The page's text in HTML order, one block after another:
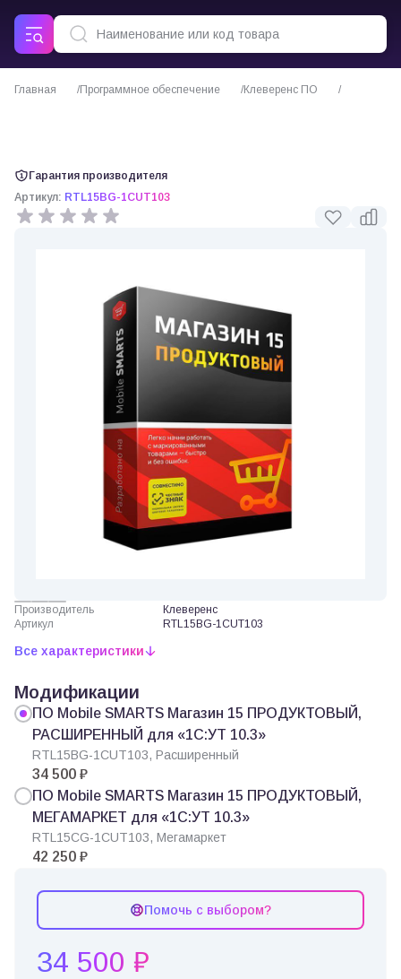
Главная Программное обеспечение
Клеверенс ПО
Гарантия производителя
Артикул: RTL15BG-1CUT103
Производитель
Клеверенс
Артикул
RTL15BG-1CUT103
Все характеристики
Модификации
ПО Mobile SMARTS Магазин 15 ПРОДУКТОВЫЙ,
РАСШИРЕННЫЙ для «1С:УТ 10.3»
RTL15BG-1CUT103, Расширенный
34 500 ₽
ПО Mobile SMARTS Магазин 15 ПРОДУКТОВЫЙ,
МЕГАМАРКЕТ для «1С:УТ 10.3»
RTL15CG-1CUT103, Мегамаркет
42 250 ₽
Помочь с выбором?
34 500 ₽